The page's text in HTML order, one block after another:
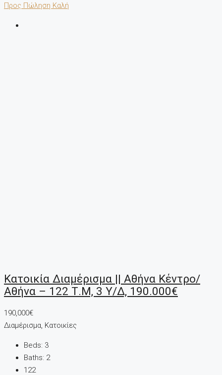
Προς Πώληση Καλή
Κατοικία Διαμέρισμα || Αθήνα Κέντρο/
Αθήνα – 122 Τ.μ, 3 Υ/Δ, 190.000€
190,000€
Διαμέρισμα, Κατοικίες
Beds: 3
Baths: 2
122